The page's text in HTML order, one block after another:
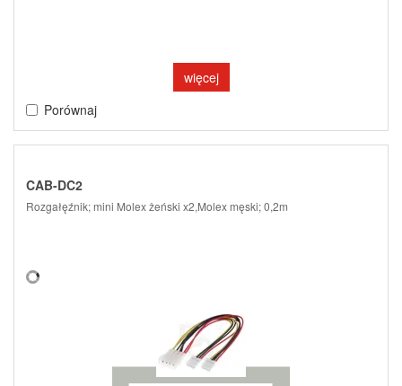
więcej
Porównaj
CAB-DC2
Rozgałęźnik; mini Molex żeński x2,Molex męski; 0,2m